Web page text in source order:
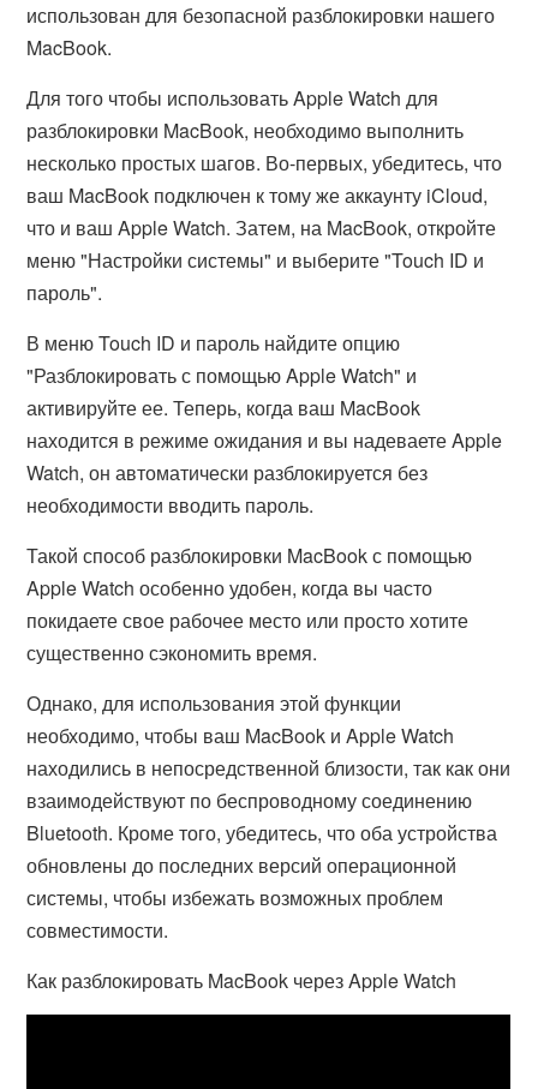
использован для безопасной разблокировки нашего
MacBook.
Для того чтобы использовать Apple Watch для
разблокировки MacBook, необходимо выполнить
несколько простых шагов. Во-первых, убедитесь, что
ваш MacBook подключен к тому же аккаунту iCloud,
что и ваш Apple Watch. Затем, на MacBook, откройте
меню "Настройки системы" и выберите "Touch ID и
пароль".
В меню Touch ID и пароль найдите опцию
"Разблокировать с помощью Apple Watch" и
активируйте ее. Теперь, когда ваш MacBook
находится в режиме ожидания и вы надеваете Apple
Watch, он автоматически разблокируется без
необходимости вводить пароль.
Такой способ разблокировки MacBook с помощью
Apple Watch особенно удобен, когда вы часто
покидаете свое рабочее место или просто хотите
существенно сэкономить время.
Однако, для использования этой функции
необходимо, чтобы ваш MacBook и Apple Watch
находились в непосредственной близости, так как они
взаимодействуют по беспроводному соединению
Bluetooth. Кроме того, убедитесь, что оба устройства
обновлены до последних версий операционной
системы, чтобы избежать возможных проблем
совместимости.
Как разблокировать MacBook через Apple Watch